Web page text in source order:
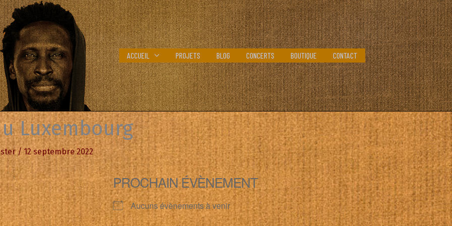
ACCUEIL PROJETS BLOG CONCERTS BOUTIQUE CONTACT
Luxembourg
/12 septembre 2022
PROCHAIN ÉVÈNEMENT
Aucuns évènements à venir